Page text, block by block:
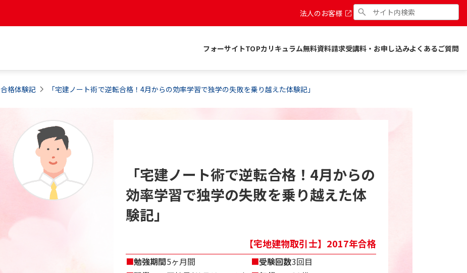
法人のお客様
フォーサイトTOPカリキュラム無料資料請求受講料・お申し込みよくあるご質問
合格体験記 「宅建ノート術で逆転合格！4月からの効率学習で独学の失敗を乗り越えた体験記」
「宅建ノート術で逆転合格！4月からの
効率学習で独学の失敗を乗り越えた体
験記」
【宅地建物取引士】2017年合格
■勉強期間5ヶ月間
■受験回数3回目